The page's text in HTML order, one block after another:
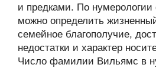
и предками. По
можно определить
семейное благополучие,
недостатки и характер
Число фамилии Вильямс в